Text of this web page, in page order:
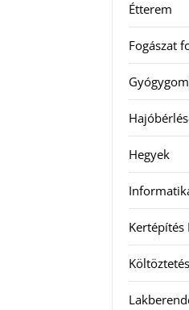
Étterem
Fogászat
Hegyek
Kertépítés
Költöztetés